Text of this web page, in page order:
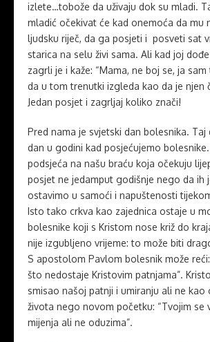
izlete…tobože da uživaju dok su mladi.
mladić očekivat će kad onemoća da mu
ljudsku riječ, da ga posjeti i posveti sat
starica na selu živi sama. Ali kad joj
zagrli je i kaže: “Mama, ne boj se, ja sam
da u tom trenutki izgleda kao da je njen
Jedan posjet i zagrljaj koliko znači!
Pred nama je svjetski dan bolesnika. Taj
dan u godini kad posjećujemo
podsjeća na našu braću koja očekuju
posjet ne jedamput godišnje nego da ih
ostavimo u samoći i napuštenosti
Isto tako crkva kao zajednica ostaje u
bolesnike koji s Kristom nose križ do
nije izgubljeno vrijeme: to može biti
S apostolom Pavlom bolesnik može
što nedostaje Kristovim patnjama”.
smisao našoj patnji i umiranju ali ne kao
života nego novom početku: “Tvojim se
mijenja ali ne oduzima”.